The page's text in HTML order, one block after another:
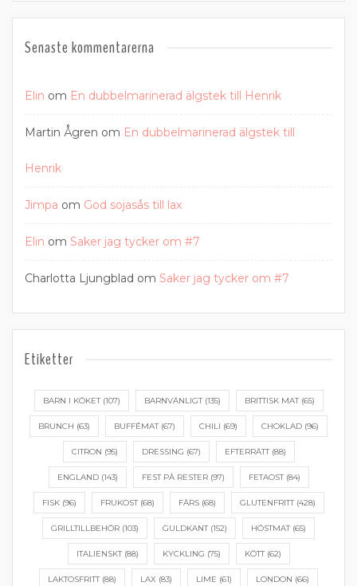
Senaste kommentarerna
Elin om En dubbelmarinerad älgstek till Henrik
Martin Ågren om En dubbelmarinerad älgstek till
Henrik
Jimpa om God sojasås till lax
Elin om Saker jag tycker om #7
Charlotta Ljungblad om Saker jag tycker om #7
Etiketter
BARN I KÖKET(107) BARNVÄNLIGT(135) BRITTISK MAT(65)
BRUNCH (63) BUFFÉMAT(67) CHILI (69) CHOKLAD (96)
CITRON (95) DRESSING (67) EFTERRÄTT(88)
ENGLAND(143) FEST PÅ RESTER(97) FETAOST(84)
FISK(96) FRUKOST(68) FÄRS(68) GLUTENFRITT(428)
GRILLTILLBEHÖR (103) GULDKANT(152) HÖSTMAT(65)
ITALIENSKT(88) KYCKLING (75) KÖTT(62)
LAKTOSFRITT(88) LAX (83) LIME (61) LONDON (66)